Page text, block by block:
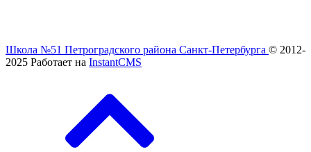
Школа №51 Петроградского района Санкт-Петербурга © 2012-
2025 Работает на InstantCMS